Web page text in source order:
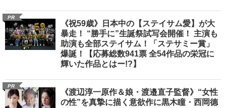
PR
《祝59歳》日本中の【ステイサム愛】が大
暴走！ “勝手に”生誕祭試写会開催！ 主演も
助演も全部ステイサム！「ステサミー賞」
爆誕！【応募総数941票 全54作品の栄冠に
輝いた作品とはー!?】
PR
《渡辺淳一原作＆娘・渡邉直子監督》“女性
の性”を真摯に描く意欲作に黒木瞳・西岡德